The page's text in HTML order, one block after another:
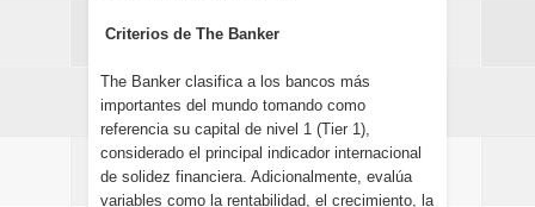
Criterios de The Banker
The Banker clasifica a los bancos más
importantes del mundo tomando como
referencia su capital de nivel 1 (Tier 1),
considerado el principal indicador internacional
de solidez financiera. Adicionalmente, evalúa
variables como la rentabilidad, el crecimiento, la